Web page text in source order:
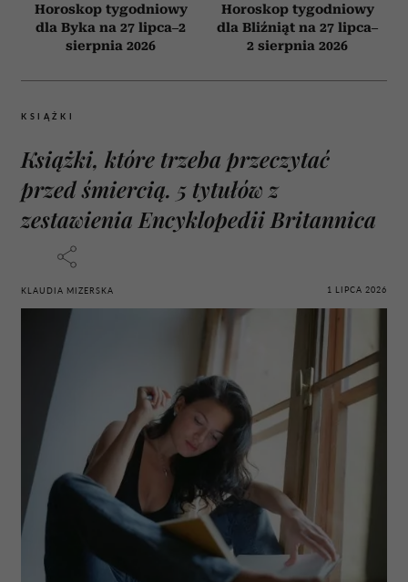
Horoskop tygodniowy
dla Byka na 27 lipca–2
sierpnia 2026
Horoskop tygodniowy
dla Bliźniąt na 27 lipca–
2 sierpnia 2026
KSIĄŻKI
Książki, które trzeba przeczytać
przed śmiercią. 5 tytułów z
zestawienia Encyklopedii Britannica
KLAUDIA MIZERSKA 1 LIPCA 2026